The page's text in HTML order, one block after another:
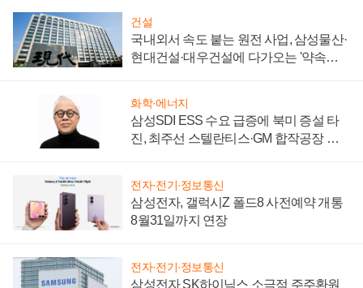
건설
국내외서 속도 붙는 원전 사업, 삼성물산·
현대건설·대우건설에 다가오는 '약속의
화학·에너지
삼성SDI ESS 수요 급증에 북미 증설 타
진, 최주선 스텔란티스·GM 합작공장 건
전자·전기·정보통신
삼성전자, 갤럭시Z 폴드8 사전예약 개통
8월31일까지 연장
전자·전기·정보통신
삼성전자 SK하이닉스 소극적 주주환원